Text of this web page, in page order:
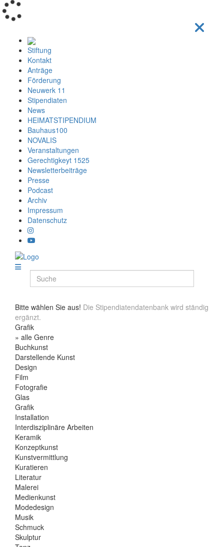
Stiftung
Kontakt
Anträge
Förderung
Neuwerk 11
Stipendiaten
News
HEIMATSTIPENDIUM
Bauhaus100
NOVALIS
Veranstaltungen
Gerechtigkeyt 1525
Newsletterbeiträge
Presse
Podcast
Archiv
Impressum
Datenschutz
Bitte wählen Sie aus! Die Stipendiatendatenbank wird ständig
ergänzt.
Grafik
» alle Genre
Buchkunst
Darstellende Kunst
Design
Film
Fotografie
Glas
Grafik
Installation
Interdisziplinäre Arbeiten
Keramik
Konzeptkunst
Kunstvermittlung
Kuratieren
Literatur
Malerei
Medienkunst
Modedesign
Musik
Schmuck
Skulptur